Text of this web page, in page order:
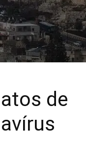
de